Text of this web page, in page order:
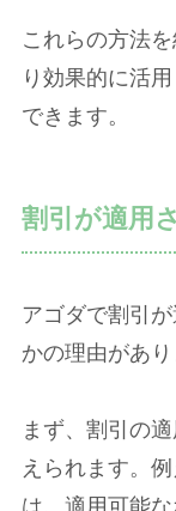
これらの方法
り効果的に活
できます。
割引が適用
アゴダで割引
かの理由があり
まず、割引の
えられます。